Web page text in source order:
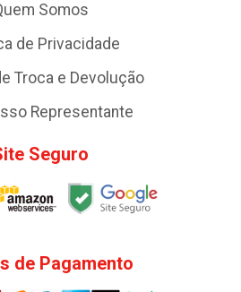
Somos
de Privacidade
Troca e Devolução
Representante
Seguro
de Pagamento